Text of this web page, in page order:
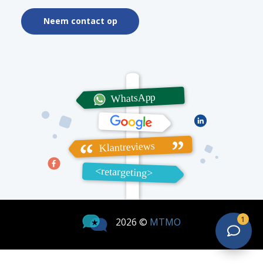
Neem contact op
2026 © MTMO 1